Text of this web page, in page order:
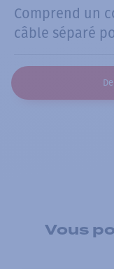
Comprend un
câble séparé
Vous